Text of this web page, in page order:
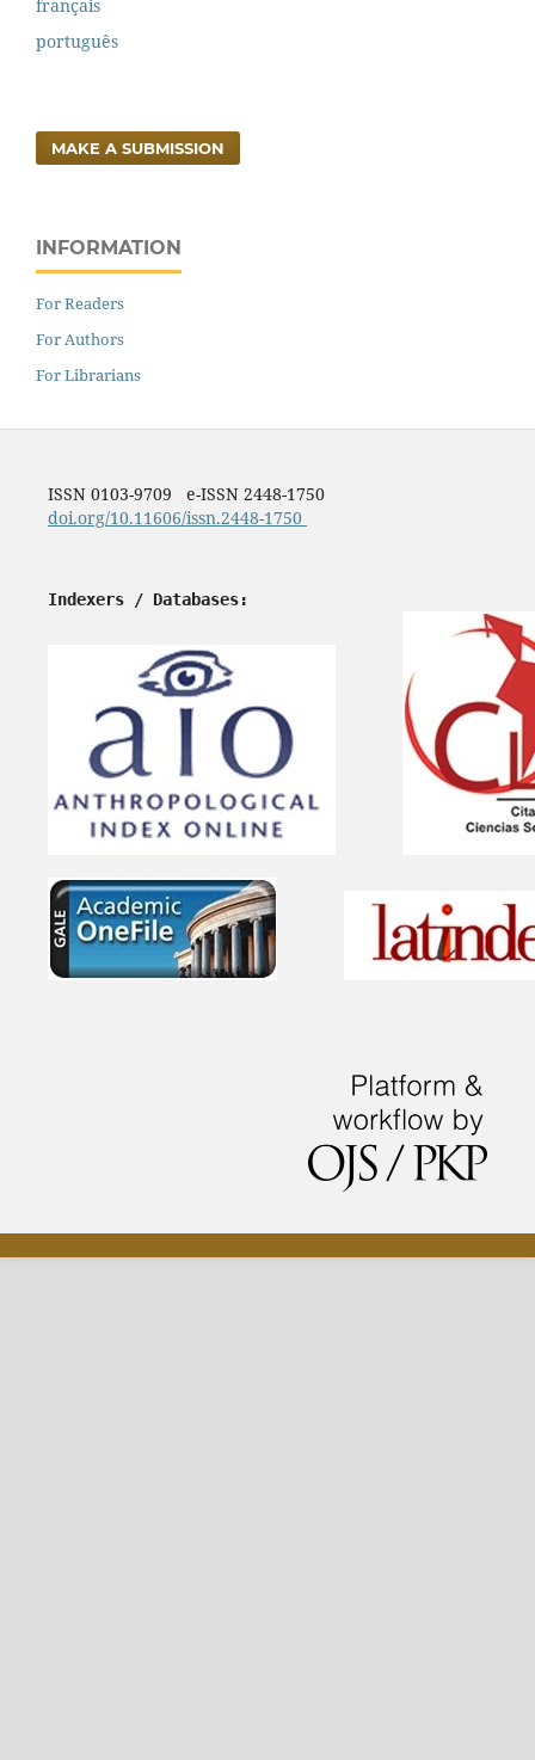
français
português
MAKE A SUBMISSION
INFORMATION
For Readers
For Authors
For Librarians
ISSN 0103-9709 e-ISSN 2448-1750
doi.org/10.11606/issn.2448-1750
Indexers / Databases: